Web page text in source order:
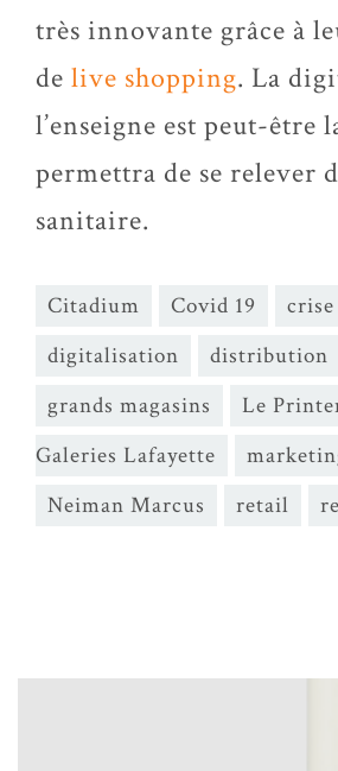
très innovante grâce à
de live shopping. La
l’enseigne est peut-être
permettra de se relever
sanitaire.
Citadium Covid 19
digitalisation
distribution
grands magasins
Le
Galeries Lafayette
Neiman Marcus
retail